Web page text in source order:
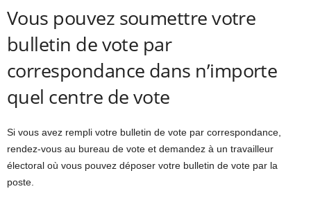
Vous pouvez soumettre votre
bulletin de vote par
correspondance dans n’importe
quel centre de vote
Si vous avez rempli votre bulletin de vote par correspondance,
rendez-vous au bureau de vote et demandez à un travailleur
électoral où vous pouvez déposer votre bulletin de vote par la
poste.